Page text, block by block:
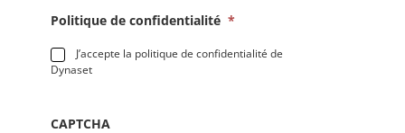
Politique de confidentialité *
J’accepte la politique de confidentialité de
Dynaset
CAPTCHA